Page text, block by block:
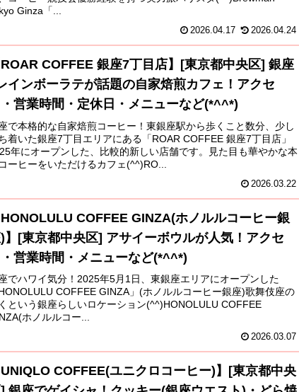
Ginza「...
2026.04.17 2026.04.24
ROAR COFFEE 銀座7丁目店】[東京都中央区] 銀座
インボーラテが話題の自家焙煎カフェ！アクセ
営業時間・定休日・メニューなど(*^^*)
で本格的な自家焙煎コーヒー！東銀座駅から歩くこと数分、少し
着いた銀座7丁目エリアにある「ROAR COFFEE 銀座7丁目店」
年にオープンした、比較的新しい店舗です。見た目も華やかな本
ーヒーをいただけるカフェ(^^)RO...
2026.03.22
HONOLULU COFFEE GINZA(ホノルルコーヒー銀
】[東京都中央区] アサイーボウルが人気！アクセ
営業時間・メニューなど(*^^*)
でハワイ気分！2025年5月1日、東銀座エリアにオープンした
HONOLULU COFFEE GINZA」(ホノルルコーヒー銀座)歌舞伎座の
という銀座らしいロケーション(^^)HONOLULU COFFEE
ホノルルコー...
2026.03.07
UNIQLO COFFEE(ユニクロコーヒー)】[東京都中央